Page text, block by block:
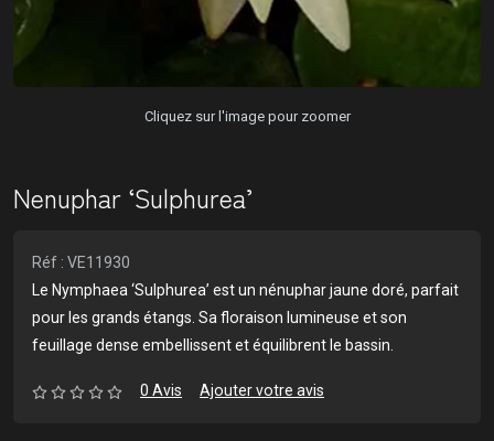
Cliquez sur l'image pour zoomer
Nenuphar ‘Sulphurea’
Réf : VE11930
Le Nymphaea ‘Sulphurea’ est un nénuphar jaune doré, parfait
pour les grands étangs. Sa floraison lumineuse et son
feuillage dense embellissent et équilibrent le bassin.
0 Avis Ajouter votre avis